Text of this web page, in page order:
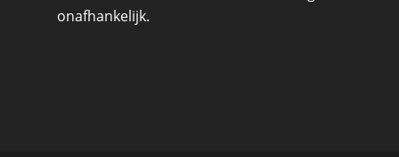
onafhankelijk.